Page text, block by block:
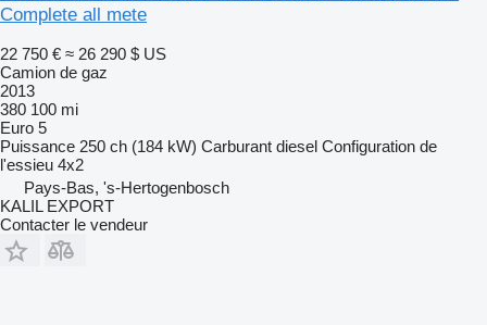
Complete all mete
22 750 € ≈ 26 290 $ US
Camion de gaz
2013
380 100 mi
Euro 5
Puissance 250 ch (184 kW) Carburant diesel Configuration de
l'essieu 4x2
Pays-Bas, 's-Hertogenbosch
KALIL EXPORT
Contacter le vendeur